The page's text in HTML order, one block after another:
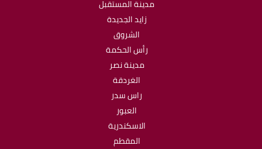
مدينة المستقبل
زايد الجديدة
الشروق
رأس الحكمة
مدينة نصر
الغردقة
راس سدر
العبور
الاسكندرية
المقطم